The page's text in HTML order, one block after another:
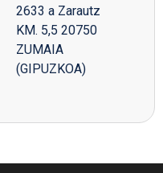
2633 a Zarautz
KM. 5,5 20750
ZUMAIA
(GIPUZKOA)